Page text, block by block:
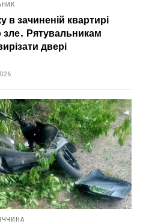
в зачиненій квартирі
зле. Рятувальникам
двері